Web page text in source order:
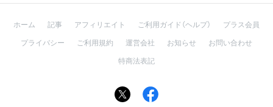
ホーム 記事 アフィリエイト ご利用ガイド（ヘルプ）
プラス会員
プライバシー
ご利用規約 運営会社 お知らせ
お問い合わせ
特商法表記